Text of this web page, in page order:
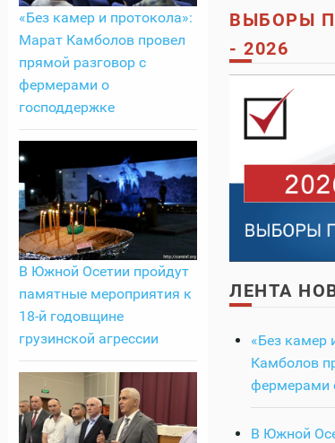
«Без камер и протокола»:
Марат Камболов провел
прямой разговор с
фермерами о
господдержке
В Южной Осетии пройдут
памятные мероприятия к
18-й годовщине
грузинской агрессии
ВЫБОРЫ
- 2026
ЛЕНТА
«Без камер
Камболов
фермерами
В Южной